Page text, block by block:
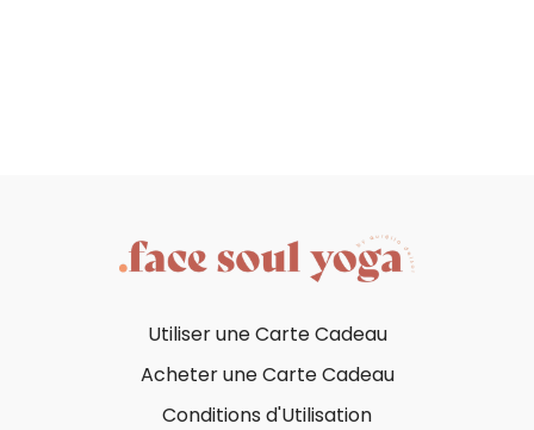
Utiliser une Carte Cadeau
Acheter une Carte Cadeau
Conditions d'Utilisation